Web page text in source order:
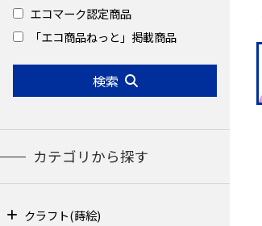
エコマーク認定商品
「エコ商品ねっと」掲載商品
検索
カテゴリから探す
クラフト(蒔絵)